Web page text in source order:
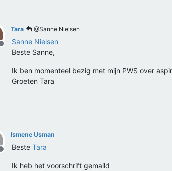
Offline
Tara @Sanne Nielsen
Sanne Nielsen
Beste Sanne,
Ik ben momenteel bezig met mijn PWS over
Groeten Tara
Offline
Ismene Usman
Beste Tara
Ik heb het voorschrift gemaild